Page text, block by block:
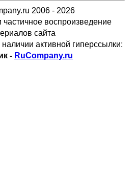
2006 - 2026
воспроизведение
сайта
активной гиперссылки:
- RuCompany.ru